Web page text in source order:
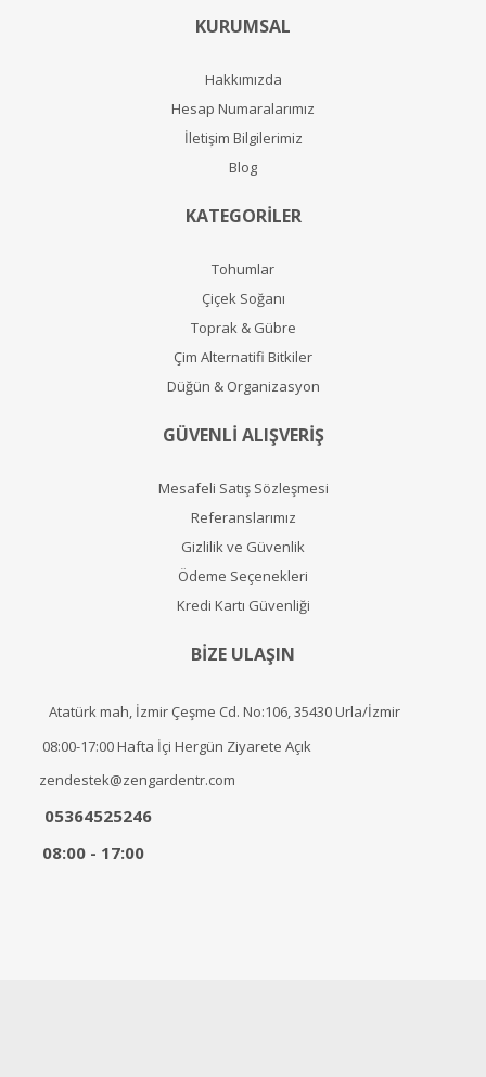
KURUMSAL
Hakkımızda
Hesap Numaralarımız
İletişim Bilgilerimiz
Blog
KATEGORİLER
Tohumlar
Çiçek Soğanı
Toprak & Gübre
Çim Alternatifi Bitkiler
Düğün & Organizasyon
GÜVENLİ ALIŞVERİŞ
Mesafeli Satış Sözleşmesi
Referanslarımız
Gizlilik ve Güvenlik
Ödeme Seçenekleri
Kredi Kartı Güvenliği
BİZE ULAŞIN
Atatürk mah, İzmir Çeşme Cd. No:106, 35430 Urla/İzmir
08:00-17:00 Hafta İçi Hergün Ziyarete Açık
zendestek@zengardentr.com
05364525246
08:00 - 17:00